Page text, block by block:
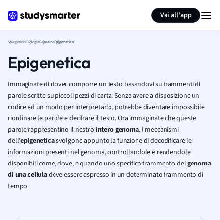
Vai all'app
SpiegazioniBiologiaGeneticaEpigenetica
Epigenetica
Immaginate di dover comporre un testo basandovi su frammenti di
parole scritte su piccoli pezzi di carta. Senza avere a disposizione un
codice ed un modo per interpretarlo, potrebbe diventare impossibile
riordinare le parole e decifrare il testo. Ora immaginate che queste
parole rappresentino il nostro intero genoma. I meccanismi
dell'epigeneticasvolgono appunto la funzione di decodificare le
informazioni presenti nel genoma, controllandole e rendendole
disponibili come, dove, e quando uno specifico frammento delgenoma
di una celluladeve essere espresso in un determinato frammento di
tempo.
Summarize page